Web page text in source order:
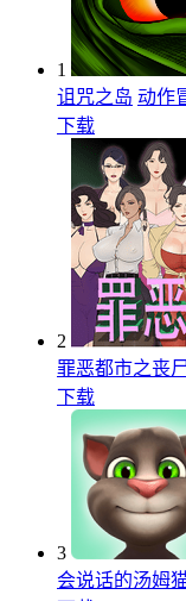
1
诅咒之岛 动作
下载
2
罪恶都市之丧
下载
3
会说话的汤姆